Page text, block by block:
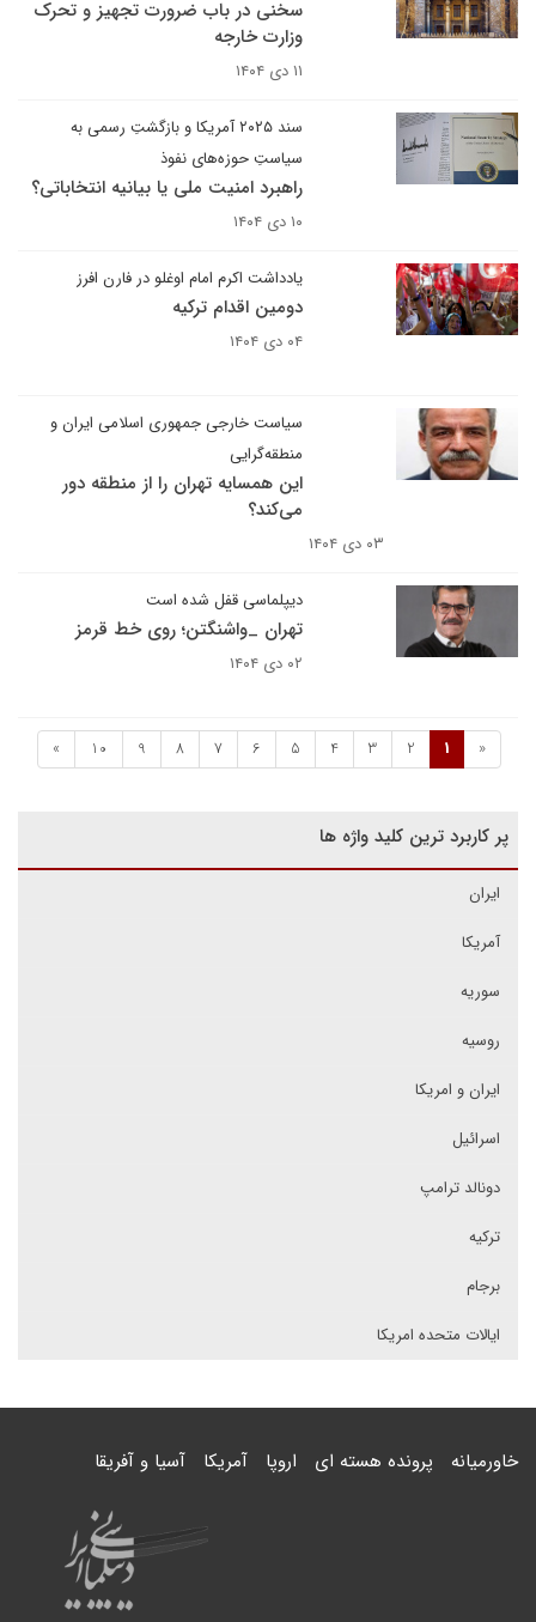
سخنی در باب ضرورت تجهیز و تحرک
وزارت خارجه
۱۱ دی ۱۴۰۴
سند ۲۰۲۵ آمریکا و بازگشتِ رسمی به
سیاستِ حوزه‌های نفوذ
راهبرد امنیت ملی یا بیانیه انتخاباتی؟
۱۰ دی ۱۴۰۴
یادداشت اکرم امام اوغلو در فارن افرز
دومین اقدام ترکیه
۰۴ دی ۱۴۰۴
سیاست خارجی جمهوری اسلامی ایران و
منطقه‌گرایی
این همسایه تهران را از منطقه دور
می‌کند؟
۰۳ دی ۱۴۰۴
دیپلماسی قفل شده است
تهران _واشنگتن؛ روی خط قرمز
۰۲ دی ۱۴۰۴
«
1
2
3
4
5
6
7
8
9
10
»
پر کاربرد ترین کلید واژه ها
ایران
آمریکا
سوریه
روسیه
ایران و امریکا
اسرائیل
دونالد ترامپ
ترکیه
برجام
ایالات متحده امریکا
خاورمیانه پرونده هسته ای اروپا آمریکا آسیا و آفریقا